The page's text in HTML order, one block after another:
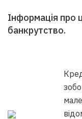
Інформація про
банкрутство.